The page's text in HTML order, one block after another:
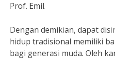
Prof. Emil.
Dengan demikian, dapat
hidup tradisional memiliki
bagi generasi muda. Oleh